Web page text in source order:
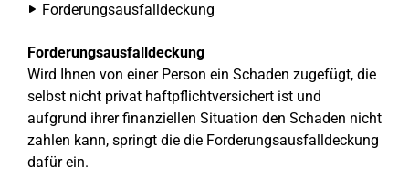
Forderungsausfalldeckung
Forderungsausfalldeckung
Wird Ihnen von einer Person ein Schaden zugefügt, die
selbst nicht privat haftpflichtversichert ist und
aufgrund ihrer finanziellen Situation den Schaden nicht
zahlen kann, springt die die Forderungsausfalldeckung
dafür ein.